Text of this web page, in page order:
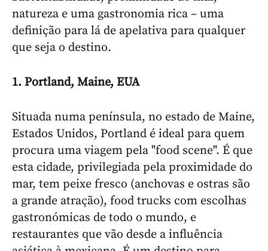
natureza e uma gastronomia rica – uma
definição para lá de apelativa para qualquer
que seja o destino.
1. Portland, Maine, EUA
Situada numa península, no estado de Maine,
Estados Unidos, Portland é ideal para quem
procura uma viagem pela "food scene". É que
esta cidade, privilegiada pela proximidade do
mar, tem peixe fresco (anchovas e ostras são
a grande atração), food trucks com escolhas
gastronómicas de todo o mundo, e
restaurantes que vão desde a influência